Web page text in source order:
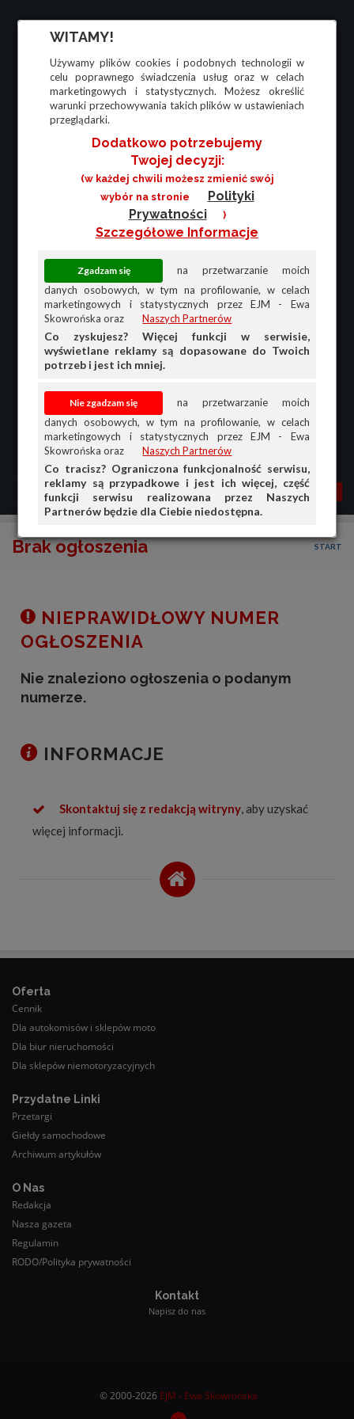
WITAMY!
Używamy plików cookies i podobnych technologii w
celu poprawnego świadczenia usług oraz w celach
marketingowych i statystycznych. Możesz określić
warunki przechowywania takich plików w ustawieniach
przeglądarki.
Dodatkowo potrzebujemy
Twojej decyzji:
(w każdej chwili możesz zmienić swój
wybór na stronie
Polityki
Prywatności
)
Szczegółowe Informacje
na przetwarzanie moich
danych osobowych, w tym na profilowanie, w celach
marketingowych i statystycznych przez EJM - Ewa
Skowrońska oraz
Naszych Partnerów
Co zyskujesz? Więcej funkcji w serwisie,
wyświetlane reklamy są dopasowane do Twoich
potrzeb i jest ich mniej.
na przetwarzanie moich
danych osobowych, w tym na profilowanie, w celach
marketingowych i statystycznych przez EJM - Ewa
Skowrońska oraz
Naszych Partnerów
Co tracisz? Ograniczona funkcjonalność serwisu,
reklamy są przypadkowe i jest ich więcej, część
funkcji serwisu realizowana przez Naszych
Partnerów będzie dla Ciebie niedostępna.
MENU MOJA AG
Brak ogłoszenia START
NIEPRAWIDŁOWY NUMER
OGŁOSZENIA
Nie znaleziono ogłoszenia o podanym
numerze.
INFORMACJE
Skontaktuj się z redakcją witryny, aby uzyskać
więcej informacji.
Oferta
Cennik
Dla autokomisów i sklepów moto
Dla biur nieruchomości
Dla sklepów niemotoryzacyjnych
Przydatne Linki
Przetargi
Giełdy samochodowe
Archiwum artykułów
O Nas
Redakcja
Nasza gazeta
Regulamin
RODO/Polityka prywatności
Kontakt
Napisz do nas
© 2000-2026 EJM - Ewa Skowrońska